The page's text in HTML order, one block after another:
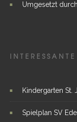
Umgesetzt
Kindergarten St.
Spielplan SV